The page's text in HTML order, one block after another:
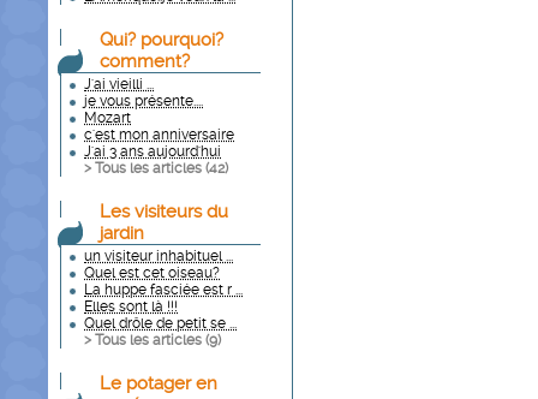
Qui? pourquoi?
comment?
J'ai vieilli ...
je vous présente....
Mozart
c'est mon anniversaire
J'ai 3 ans aujourd'hui
> Tous les articles (42)
Les visiteurs du
jardin
un visiteur inhabituel ...
Quel est cet oiseau?
La huppe fasciée est r ...
Elles sont là !!!
Quel drôle de petit se ...
> Tous les articles (9)
Le potager en